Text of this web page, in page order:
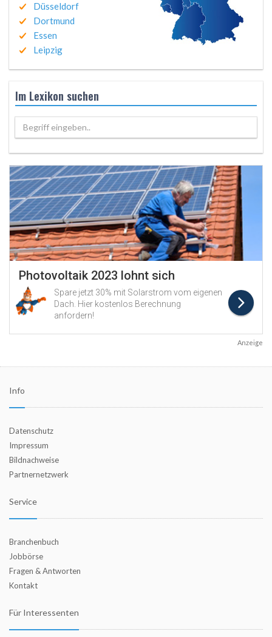
Düsseldorf
Dortmund
Essen
Leipzig
Im Lexikon suchen
Begriff eingeben..
Anzeige
Info
Datenschutz
Impressum
Bildnachweise
Partnernetzwerk
Service
Branchenbuch
Jobbörse
Fragen & Antworten
Kontakt
Für Interessenten